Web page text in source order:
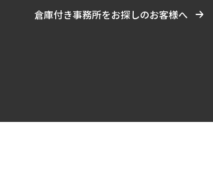
倉庫付き事務所をお探しのお客様へ